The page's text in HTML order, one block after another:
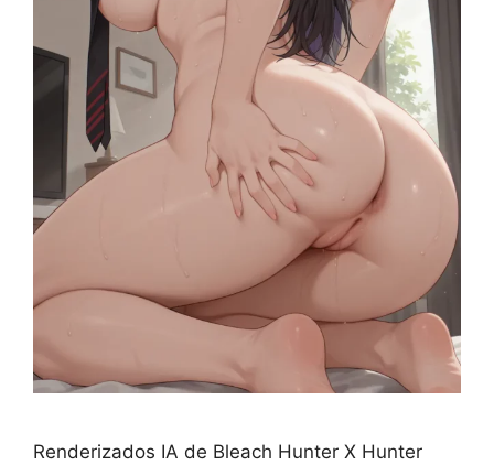
Renderizados IA de Bleach Hunter X Hunter